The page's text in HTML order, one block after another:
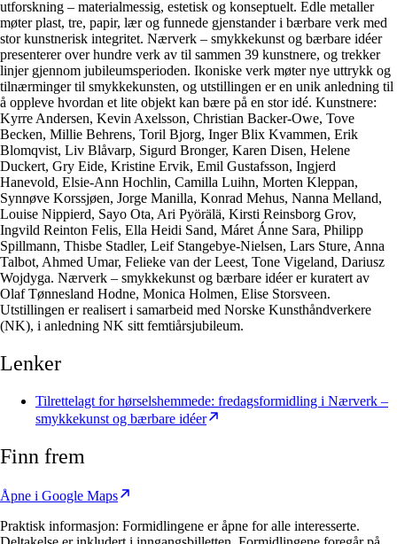
utforskning – materialmessig, estetisk og konseptuelt. Edle metaller
møter plast, tre, papir, lær og funnede gjenstander i bærbare verk med
stor kunstnerisk integritet. Nærverk – smykkekunst og bærbare idéer
presenterer over hundre verk av til sammen 39 kunstnere, og trekker
linjer gjennom jubileumsperioden. Ikoniske verk møter nye uttrykk og
tilnærminger til smykkekunsten, og utstillingen er en unik anledning til
å oppleve hvordan et lite objekt kan bære på en stor idé. Kunstnere:
Kyrre Andersen, Kevin Axelsson, Christian Backer-Owe, Tove
Becken, Millie Behrens, Toril Bjorg, Inger Blix Kvammen, Erik
Blomqvist, Liv Blåvarp, Sigurd Bronger, Karen Disen, Helene
Duckert, Gry Eide, Kristine Ervik, Emil Gustafsson, Ingjerd
Hanevold, Elsie-Ann Hochlin, Camilla Luihn, Morten Kleppan,
Synnøve Korssjøen, Jorge Manilla, Konrad Mehus, Nanna Melland,
Louise Nippierd, Sayo Ota, Ari Pyörälä, Kirsti Reinsborg Grov,
Ingvild Reinton Felis, Ella Heidi Sand, Máret Ánne Sara, Philipp
Spillmann, Thisbe Stadler, Leif Stangebye-Nielsen, Lars Sture, Anna
Talbot, Ahmed Umar, Felieke van der Leest, Tone Vigeland, Dariusz
Wojdyga. Nærverk – smykkekunst og bærbare idéer er kuratert av
Olaf Tønnesland Hodne, Monica Holmen, Elise Storsveen.
Utstillingen er realisert i samarbeid med Norske Kunsthåndverkere
(NK), i anledning NK sitt femtiårsjubileum.
Lenker
Tilrettelagt for hørselshemmede: fredagsformidling i Nærverk –
smykkekunst og bærbare idéer
Finn frem
Åpne i Google Maps
Praktisk informasjon: Formidlingene er åpne for alle interesserte.